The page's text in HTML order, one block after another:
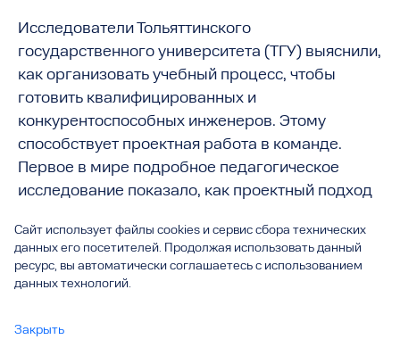
Исследователи Тольяттинского
государственного университета (ТГУ) выяснили,
как организовать учебный процесс, чтобы
готовить квалифицированных и
конкурентоспособных инженеров. Этому
способствует проектная работа в команде.
Первое в мире подробное педагогическое
исследование показало, как проектный подход
образовательную траекторию и получить
работу мечты. Его результаты могут быть
полезны для всех высших учебных заведений,
Сайт использует файлы cookies и сервис сбора технических
данных его посетителей. Продолжая использовать данный
ресурс, вы автоматически соглашаетесь с использованием
данных технологий.
Закрыть